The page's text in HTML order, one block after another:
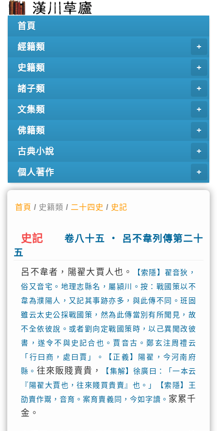
首頁
經籍類
史籍類
諸子類
文集類
佛籍類
古典小說
個人著作
首頁 / 史籍類 / 二十四史 / 史記
史記
卷八十五 ‧ 呂不韋列傳第二十
五
呂不韋者，陽翟大賈人也。
【索隱】翟音狄，
俗又音宅。地理志縣名，屬潁川。按：戰國策以不
韋為濮陽人，又記其事跡亦多，與此傳不同。班固
雖云太史公採戰國策，然為此傳當別有所聞見，故
不全依彼說。或者劉向定戰國策時，以己異聞改彼
書，遂令不與史記合也。賈音古。鄭玄注周禮云
「行曰商，處曰賈」。【正義】陽翟，今河南府
縣。 往來販賤賣貴，
【集解】徐廣曰：「一本云
『陽翟大賈也，往來賤買貴賣』也。」【索隱】王
劭賣作鬻，音育。案育賣義同，今如字讀。 家累千
金。